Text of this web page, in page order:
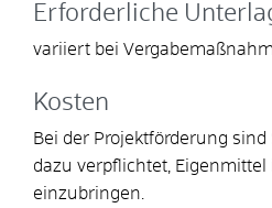
Erforderliche
variiert bei
Kosten
Bei der Projektförderung
dazu verpflichtet, Eigenmittel
einzubringen.